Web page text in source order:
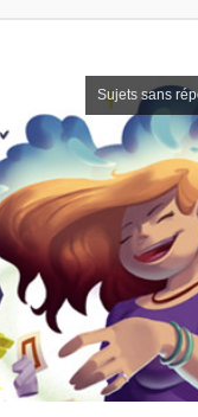
Sujets sans